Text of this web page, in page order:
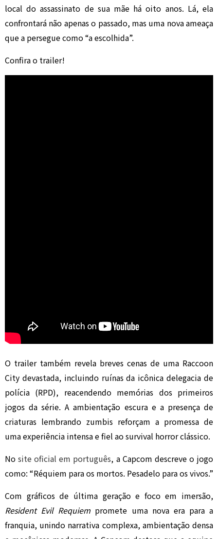
local do assassinato de sua mãe há oito anos. Lá, ela
confrontará não apenas o passado, mas uma nova ameaça
que a persegue como “a escolhida”.
Confira o trailer!
O trailer também revela breves cenas de uma Raccoon
City devastada, incluindo ruínas da icônica delegacia de
polícia (RPD), reacendendo memórias dos primeiros
jogos da série. A ambientação escura e a presença de
criaturas lembrando zumbis reforçam a promessa de
uma experiência intensa e fiel ao survival horror clássico.
Nosite oficial em português, a Capcom descreve o jogo
como: “Réquiem para os mortos. Pesadelo para os vivos.”
Com gráficos de última geração e foco em imersão,
Resident Evil Requiem promete uma nova era para a
franquia, unindo narrativa complexa, ambientação densa